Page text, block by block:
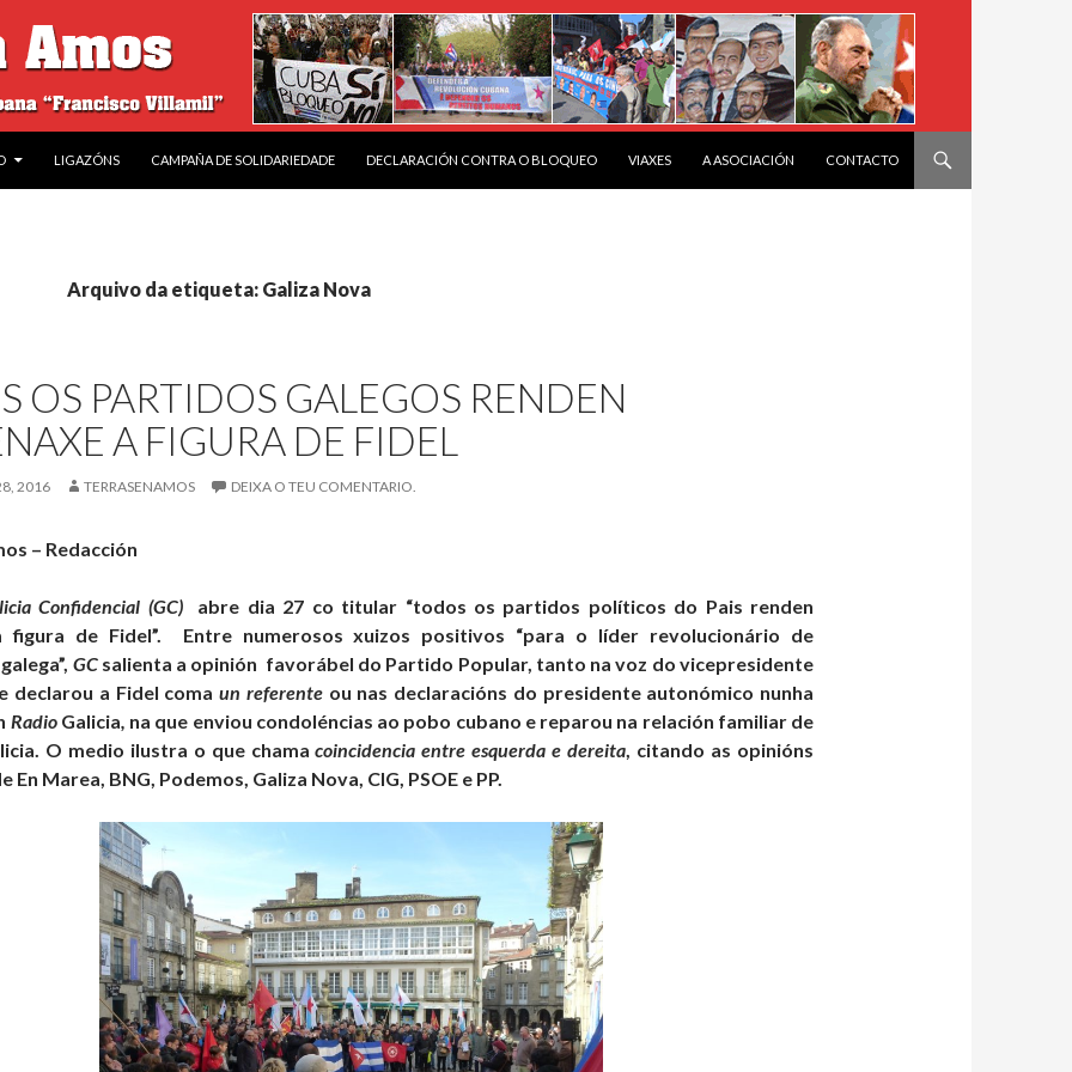
LIGAZÓNS CAMPAÑA DE SOLIDARIEDADE DECLARACIÓN CONTRA O BLOQUEO VIAXES A ASOCIACIÓN CONTACTO
Arquivo da etiqueta: Galiza Nova
OS PARTIDOS GALEGOS RENDEN
A FIGURA DE FIDEL
2016 TERRASENAMOS DEIXA O TEU COMENTARIO.
– Redacción
Confidencial (GC)abre dia 27 co titular “todos os partidos políticos do Pais renden
figura de Fidel”. Entre numerosos xuizos positivos “para o líder revolucionário de
GCsalienta a opinión favorábel do Partido Popular, tanto na voz do vicepresidente
declarou a Fidel comaun referenteou nas declaracións do presidente autonómico nunha
RadioGalicia, na que enviou condoléncias ao pobo cubano e reparou na relación familiar de
O medio ilustra o que chamacoincidencia entre esquerda e dereita, citando as opinións
En Marea, BNG, Podemos, Galiza Nova, CIG, PSOE e PP.